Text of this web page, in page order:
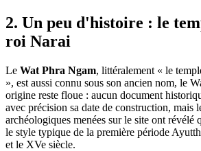
2. Un peu d'histoire : le
roi Narai
Le Wat Phra Ngam, littéralement « le
», est aussi connu sous son ancien nom, le
origine reste floue : aucun document
avec précision sa date de construction, mais
archéologiques menées sur le site ont révélé
le style typique de la première période
et le XVe siècle.